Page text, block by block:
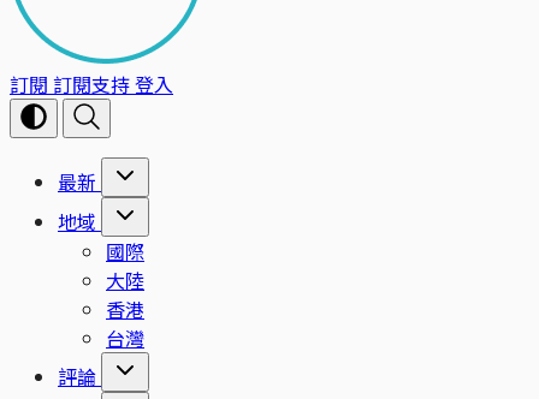
訂閱 訂閱支持登入
最新
地域
國際
大陸
香港
台灣
評論